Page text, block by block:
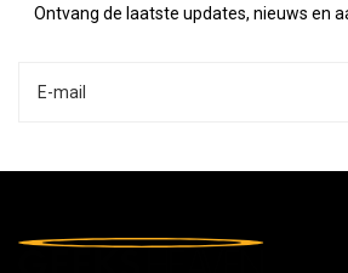
Ontvang de laatste updates, nieuws en